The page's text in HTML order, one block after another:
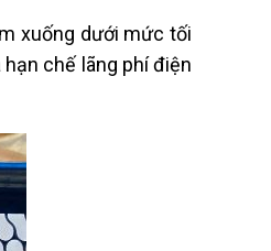
xuống dưới mức tối
chế lãng phí điện